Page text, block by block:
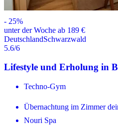
- 25%
unter der Woche ab 189 €
DeutschlandSchwarzwald
5.6/6
Lifestyle und Erholung in
Techno-Gym
Übernachtung im Zimmer
Nouri Spa